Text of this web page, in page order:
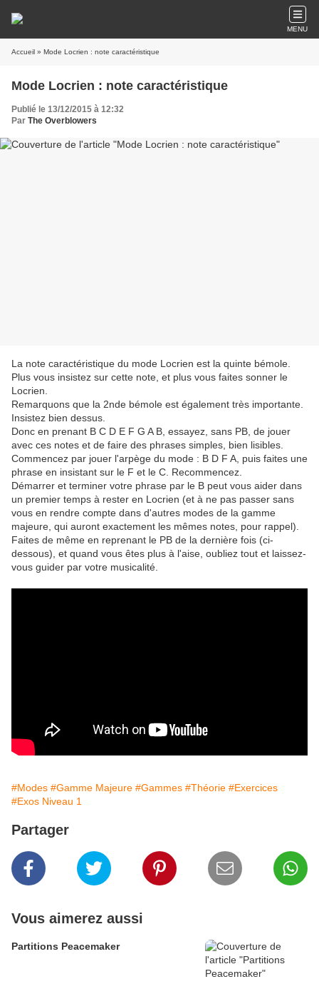
MENU
Accueil » Mode Locrien : note caractéristique
Mode Locrien : note caractéristique
Publié le 13/12/2015 à 12:32
Par The Overblowers
La note caractéristique du mode Locrien est la quinte bémole.
Plus vous insistez sur cette note, et plus vous faites sonner le
Locrien.
Remarquons que la 2nde bémole est également très importante.
Insistez bien dessus.
Donc en prenant B C D E F G A B, essayez, sans PB, de jouer
avec ces notes et de faire des phrases simples, bien lisibles.
Commencez par jouer l'arpège du mode : B D F A, puis faites une
phrase en insistant sur le F et le C. Recommencez.
Démarrer et terminer votre phrase par le B peut vous aider dans
un premier temps à rester en Locrien (et à ne pas passer sans
vous en rendre compte dans d'autres modes de la gamme
majeure, qui auront exactement les mêmes notes, pour rappel).
Faites de même en reprenant le PB de la dernière fois (ci-
dessous), et quand vous êtes plus à l'aise, oubliez tout et laissez-
vous guider par votre musicalité.
#Modes #Gamme Majeure #Gammes #Théorie #Exercices
#Exos Niveau 1
Partager
Vous aimerez aussi
Partitions Peacemaker